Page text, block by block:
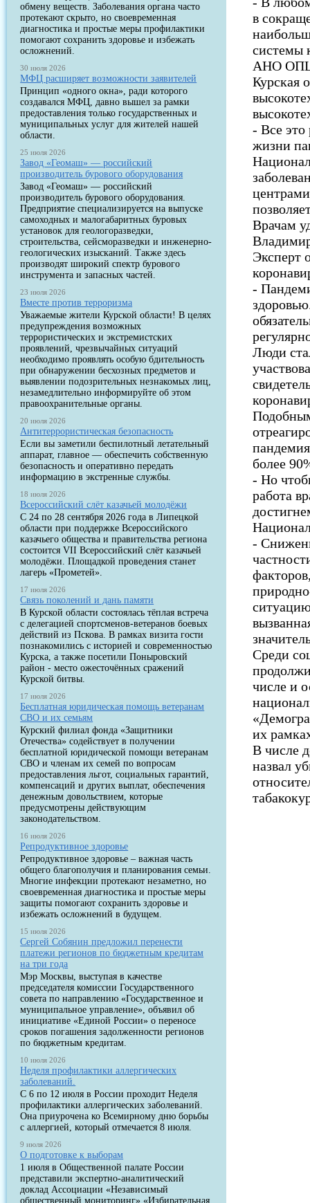
обмену веществ. Заболевания органа часто
протекают скрыто, но своевременная
диагностика и простые меры профилактики
помогают сохранить здоровье и избежать
осложнений.
30 июля 2026
МФЦ расширяет возможности заявителей
Принцип «одного окна», ради которого
создавался МФЦ, давно вышел за рамки
предоставления только государственных и
муниципальных услуг для жителей нашей
области.
25 июля 2026
Завод «Геомаш» — российский
производитель бурового оборудования
Завод «Геомаш» — российский
производитель бурового оборудования.
Предприятие специализируется на выпуске
самоходных и малогабаритных буровых
установок для геологоразведки,
строительства, сейсморазведки и инженерно-
геологических изысканий. Также здесь
производят широкий спектр бурового
инструмента и запасных частей.
23 июля 2026
Вместе против терроризма
Уважаемые жители Курской области! В целях
предупреждения возможных
террористических и экстремистских
проявлений, чрезвычайных ситуаций
необходимо проявлять особую бдительность
при обнаружении бесхозных предметов и
выявлении подозрительных незнакомых лиц,
незамедлительно информируйте об этом
правоохранительные органы.
20 июля 2026
Антитеррористическая безопасность
Если вы заметили беспилотный летательный
аппарат, главное — обеспечить собственную
безопасность и оперативно передать
информацию в экстренные службы.
18 июля 2026
Всероссийский слёт казачьей молодёжи
С 24 по 28 сентября 2026 года в Липецкой
области при поддержке Всероссийского
казачьего общества и правительства региона
состоится VII Всероссийский слёт казачьей
молодёжи. Площадкой проведения станет
лагерь «Прометей».
17 июля 2026
Связь поколений и дань памяти
В Курской области состоялась тёплая встреча
с делегацией спортсменов-ветеранов боевых
действий из Пскова. В рамках визита гости
познакомились с историей и современностью
Курска, а также посетили Поныровский
район - место ожесточённых сражений
Курской битвы.
17 июля 2026
Бесплатная юридическая помощь ветеранам
СВО и их семьям
Курский филиал фонда «Защитники
Отечества» содействует в получении
бесплатной юридической помощи ветеранам
СВО и членам их семей по вопросам
предоставления льгот, социальных гарантий,
компенсаций и других выплат, обеспечения
денежным довольствием, которые
предусмотрены действующим
законодательством.
16 июля 2026
Репродуктивное здоровье
Репродуктивное здоровье – важная часть
общего благополучия и планирования семьи.
Многие инфекции протекают незаметно, но
своевременная диагностика и простые меры
защиты помогают сохранить здоровье и
избежать осложнений в будущем.
15 июля 2026
Сергей Собянин предложил перенести
платежи регионов по бюджетным кредитам
на три года
Мэр Москвы, выступая в качестве
председателя комиссии Государственного
совета по направлению «Государственное и
муниципальное управление», объявил об
инициативе «Единой России» о переносе
сроков погашения задолженности регионов
по бюджетным кредитам.
10 июля 2026
Неделя профилактики аллергических
заболеваний.
С 6 по 12 июля в России проходит Неделя
профилактики аллергических заболеваний.
Она приурочена ко Всемирному дню борьбы
с аллергией, который отмечается 8 июля.
9 июля 2026
О подготовке к выборам
1 июля в Общественной палате России
представили экспертно-аналитический
доклад Ассоциации «Независимый
общественный мониторинг» «Избирательная
в
системы
АНО ОПЦ
Курская
- Все это
жизни
Врачам
Эксперт
-
Люди
более
- Но
работа
-
Среди
числе и
их
В числе
назвал